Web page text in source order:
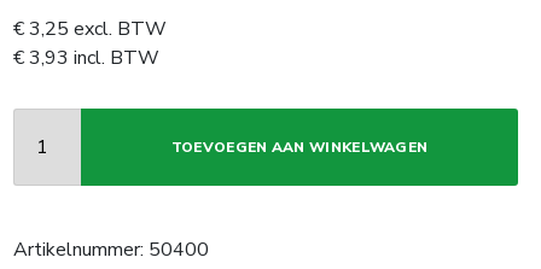
€3,25 excl. BTW
€3,93 incl. BTW
TOEVOEGEN AAN WINKELWAGEN
Artikelnummer: 50400